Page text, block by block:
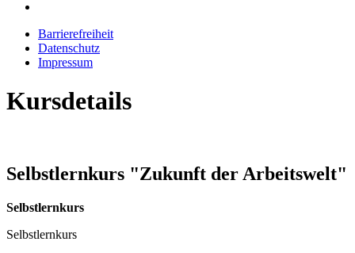
Barrierefreiheit
Datenschutz
Impressum
Kursdetails
Selbstlernkurs "Zukunft der Arbeitswelt"
Selbstlernkurs
Selbstlernkurs